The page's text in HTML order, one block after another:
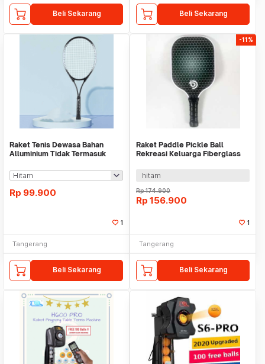
Beli Sekarang Beli Sekarang
Raket Tenis Dewasa Bahan
Alluminium Tidak Termasuk
Rp 99.900
1
Tangerang
Beli Sekarang
-11%
Raket Paddle Pickle Ball
Rekreasi Keluarga Fiberglass
hitam
Rp174.900
Rp 156.900
1
Tangerang
Beli Sekarang